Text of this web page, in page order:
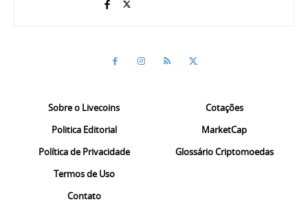
Sobre o Livecoins
Politica Editorial
Política de Privacidade
Termos de Uso
Contato
Cotações
MarketCap
Glossário Criptomoedas